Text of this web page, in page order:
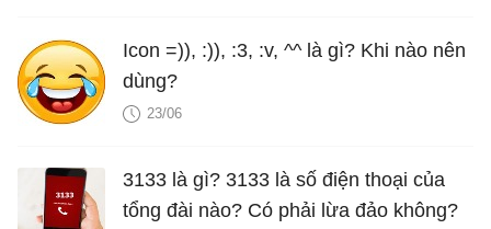
Icon =)), :)), :3, :v, ^^ là gì? Khi nào nên
dùng?
23/06
3133 là gì? 3133 là số điện thoại của
tổng đài nào? Có phải lừa đảo không?